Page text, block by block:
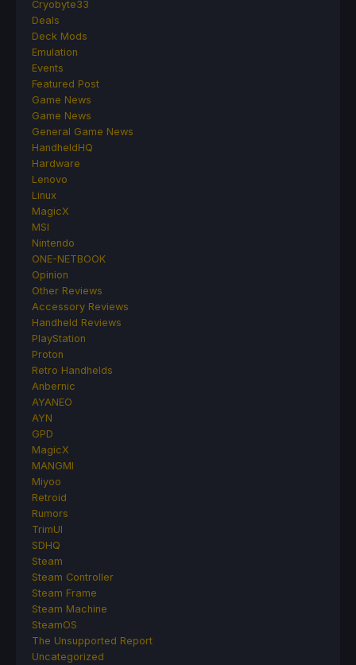
Cryobyte33
Deals
Deck Mods
Emulation
Events
Featured Post
Game News
Game News
General Game News
HandheldHQ
Hardware
Lenovo
Linux
MagicX
MSI
Nintendo
ONE-NETBOOK
Opinion
Other Reviews
Accessory Reviews
Handheld Reviews
PlayStation
Proton
Retro Handhelds
Anbernic
AYANEO
AYN
GPD
MagicX
MANGMI
Miyoo
Retroid
Rumors
TrimUI
SDHQ
Steam
Steam Controller
Steam Frame
Steam Machine
SteamOS
The Unsupported Report
Uncategorized